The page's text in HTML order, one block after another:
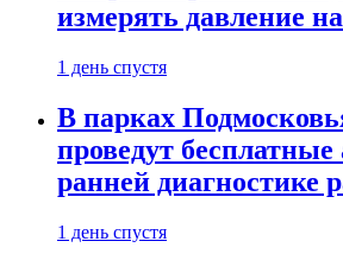
измерять давление
1 день спустя
В парках
проведут
ранней диагностике
1 день спустя